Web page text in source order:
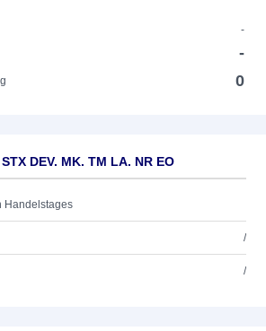
-
-
0
DEV. MK. TM LA. NR EO
Handelstages
/
/